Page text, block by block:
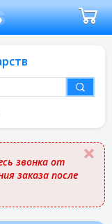
звонка от
заказа после